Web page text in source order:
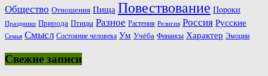
Общество Отношения Пища Повествование Пороки
Праздники Природа Птицы Разное Растения Религия Россия Русские
Семья Смысл Состояние человека Ум Учёба Финансы Характер Эмоции
Свежие записи